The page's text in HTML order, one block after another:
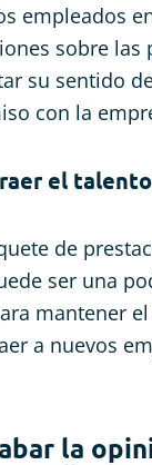
empleados
sobre las
su sentido
con la
el
de
ser una
mantener
a nuevos
la